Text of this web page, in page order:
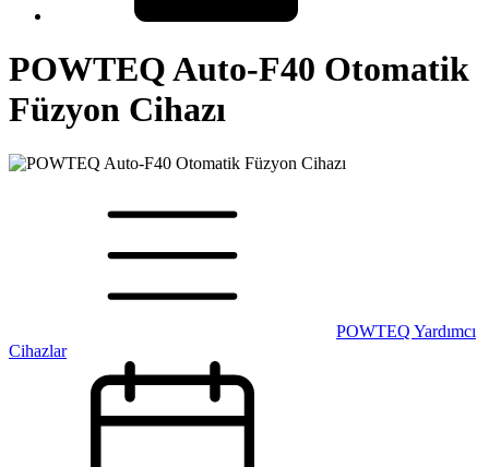
POWTEQ Auto-F40 Otomatik
Füzyon Cihazı
POWTEQ Yardımcı
Cihazlar